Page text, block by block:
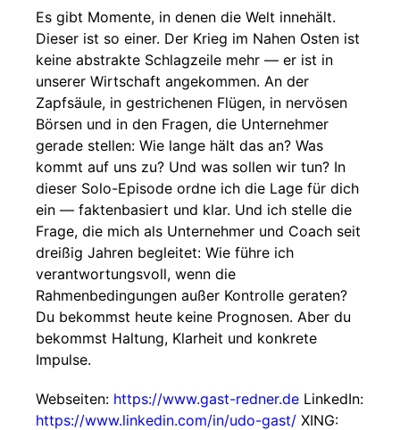
77 Jahre Grundgesetz
00:25:55
Es gibt Momente, in denen die Welt innehält.
Dieser ist so einer. Der Krieg im Nahen Osten ist
keine abstrakte Schlagzeile mehr — er ist in
unserer Wirtschaft angekommen. An der
Zapfsäule, in gestrichenen Flügen, in nervösen
Börsen und in den Fragen, die Unternehmer
gerade stellen: Wie lange hält das an? Was
kommt auf uns zu? Und was sollen wir tun? In
dieser Solo-Episode ordne ich die Lage für dich
ein — faktenbasiert und klar. Und ich stelle die
Frage, die mich als Unternehmer und Coach seit
dreißig Jahren begleitet: Wie führe ich
verantwortungsvoll, wenn die
Rahmenbedingungen außer Kontrolle geraten?
Du bekommst heute keine Prognosen. Aber du
bekommst Haltung, Klarheit und konkrete
Impulse.
Webseiten: https://www.gast-redner.de LinkedIn:
https://www.linkedin.com/in/udo-gast/ XING: